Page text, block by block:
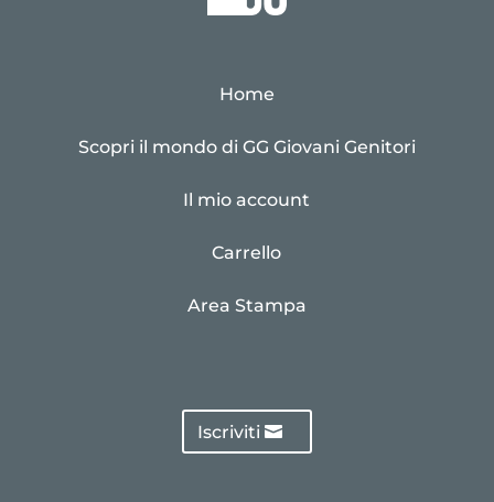
Home
Scopri il mondo di GG Giovani Genitori
Il mio account
Carrello
Area Stampa
Iscriviti